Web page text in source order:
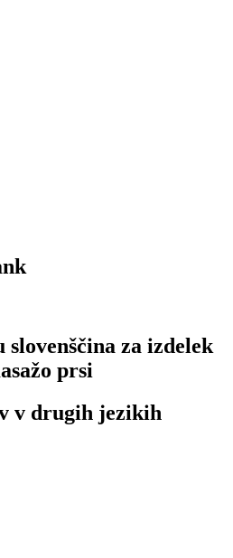
za izdelek
prsi
v drugih jezikih